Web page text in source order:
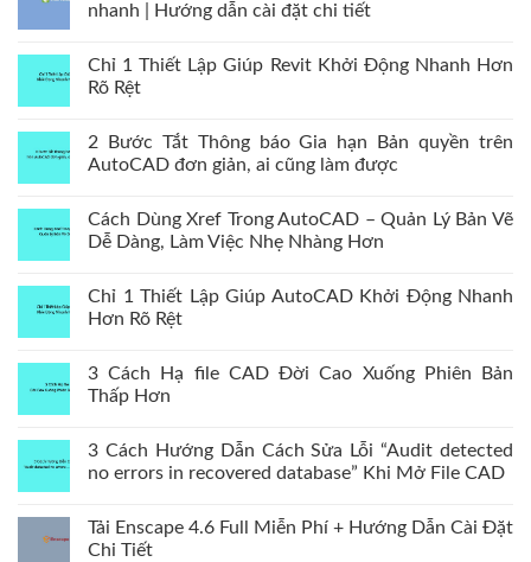
nhanh | Hướng dẫn cài đặt chi tiết
Chỉ 1 Thiết Lập Giúp Revit Khởi Động Nhanh Hơn
Rõ Rệt
2 Bước Tắt Thông báo Gia hạn Bản quyền trên
AutoCAD đơn giản, ai cũng làm được
Cách Dùng Xref Trong AutoCAD – Quản Lý Bản Vẽ
Dễ Dàng, Làm Việc Nhẹ Nhàng Hơn
Chỉ 1 Thiết Lập Giúp AutoCAD Khởi Động Nhanh
Hơn Rõ Rệt
3 Cách Hạ file CAD Đời Cao Xuống Phiên Bản
Thấp Hơn
3 Cách Hướng Dẫn Cách Sửa Lỗi “Audit detected
no errors in recovered database” Khi Mở File CAD
Tải Enscape 4.6 Full Miễn Phí + Hướng Dẫn Cài Đặt
Chi Tiết